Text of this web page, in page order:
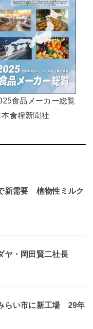
食品メーカー総覧
本食糧新聞社
新需要 植物性ミルク
ヤ・岡田賢二社長
らい市に新工場 29年